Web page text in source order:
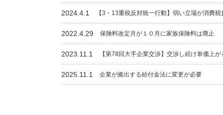
2024.4.1 【3・13重税反対統一行動】弱い立場が消費税
2022.4.29 保険料改定月が１０月に家族保険料は廃止
2023.11.1 【第78回大手企業交渉】交渉し続け単価上
2025.11.1 企業が拠出する給付金法に変更が必要